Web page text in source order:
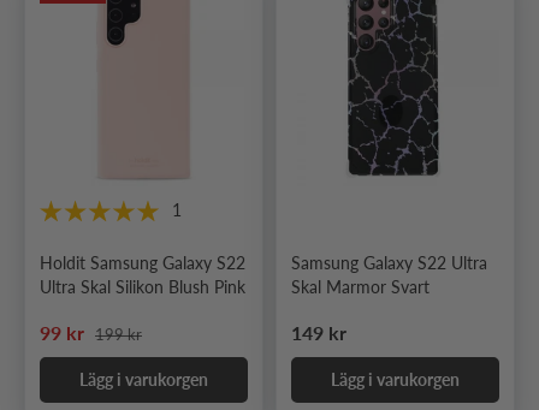
1
Holdit Samsung Galaxy S22
Ultra Skal Silikon Blush Pink
Nedsatt pris
99 kr Ordinarie pris
199 kr
Lägg i varukorgen
Samsung Galaxy S22 Ultra
Skal Marmor Svart
Ordinarie pris
149 kr
Lägg i varukorgen